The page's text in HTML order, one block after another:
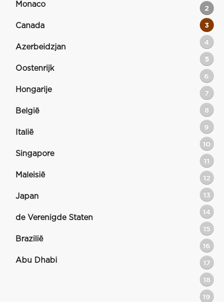
Monaco
Canada
Azerbeidzjan
Oostenrijk
Hongarije
België
Italië
Singapore
Maleisië
Japan
de Verenigde Staten
Brazilië
Abu Dhabi
2
3
4
5
6
7
8
9
10
11
12
13
14
15
16
17
18
19